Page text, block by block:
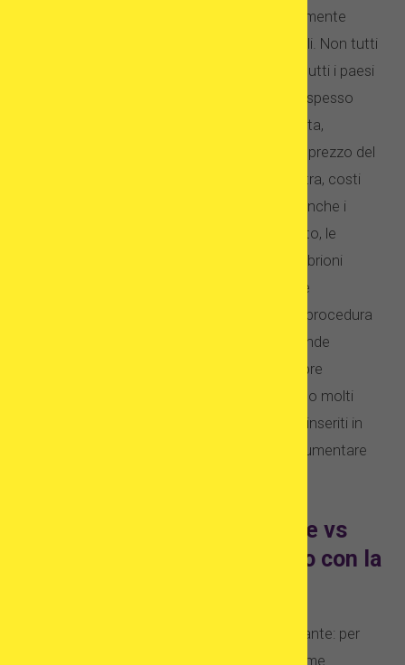
fattori, come i tassi di successo o semplicemente
l’accesso a forme di trattamento desiderabili. Non tutti
i servizi ART sono attualmente disponibili in tutti i paesi
europei ed è per questo che i pazienti sono spesso
costretti a viaggiare all’estero. Ciò, a sua volta,
potrebbe aumentare in modo significativo il prezzo del
trattamento poiché devi contare su test extra, costi
aggiuntivi come quelli di viaggio e alloggio. anche i
costi. Al fine di ridurre il costo del trattamento, le
pazienti spesso decidono di trasferire gli embrioni
donati, che è meno costoso di quasi tutte le
alternative alla gravidanza naturale. Questa procedura
medica sembra essere conveniente e di grande
successo ma, ancora una volta, non è sempre
disponibile. Poiché generalmente non ci sono molti
donatori di embrioni, i pazienti sono spesso inseriti in
lunghe liste d’attesa. E questo non fa che aumentare
Trattamenti di ovodonazione vs
adozione: il legame genetico con la
Lo abbiamo già detto, ma è davvero importante: per
molti malati di fertilità, la mancanza del legame